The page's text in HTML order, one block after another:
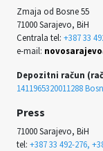
Zmaja od Bosne 55
71000 Sarajevo, BiH
Centrala tel: +387 33
e-mail:
Depozitni račun
1411965320011288
Press
71000 Sarajevo, BiH
tel: +387 33 492-276,